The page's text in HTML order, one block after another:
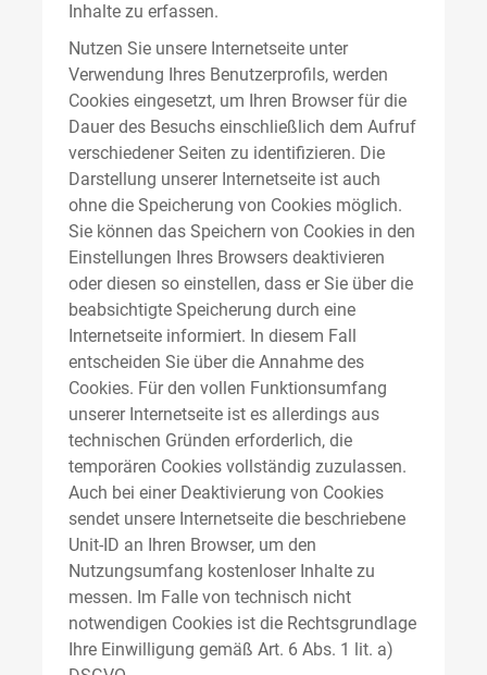
Inhalte zu erfassen.
Nutzen Sie unsere Internetseite unter
Verwendung Ihres Benutzerprofils, werden
Cookies eingesetzt, um Ihren Browser für die
Dauer des Besuchs einschließlich dem Aufruf
verschiedener Seiten zu identifizieren. Die
Darstellung unserer Internetseite ist auch
ohne die Speicherung von Cookies möglich.
Sie können das Speichern von Cookies in den
Einstellungen Ihres Browsers deaktivieren
oder diesen so einstellen, dass er Sie über die
beabsichtigte Speicherung durch eine
Internetseite informiert. In diesem Fall
entscheiden Sie über die Annahme des
Cookies. Für den vollen Funktionsumfang
unserer Internetseite ist es allerdings aus
technischen Gründen erforderlich, die
temporären Cookies vollständig zuzulassen.
Auch bei einer Deaktivierung von Cookies
sendet unsere Internetseite die beschriebene
Unit-ID an Ihren Browser, um den
Nutzungsumfang kostenloser Inhalte zu
messen. Im Falle von technisch nicht
notwendigen Cookies ist die Rechtsgrundlage
Ihre Einwilligung gemäß Art. 6 Abs. 1 lit. a)